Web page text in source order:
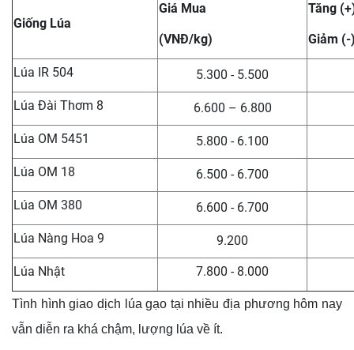
Giống Lúa
Giá Mua
(VNĐ/kg)
Tăng
Giảm (-
Lúa IR 504 5.300 - 5.500
Lúa Đài Thơm 8 6.600 – 6.800
Lúa OM 5451 5.800 - 6.100
Lúa OM 18 6.500 - 6.700
Lúa OM 380 6.600 - 6.700
Lúa Nàng Hoa 9 9.200
Lúa Nhật 7.800 - 8.000
Tình hình giao dịch lúa gạo tại nhiều địa phương hôm nay
vẫn diễn ra khá chậm, lượng lúa về ít.